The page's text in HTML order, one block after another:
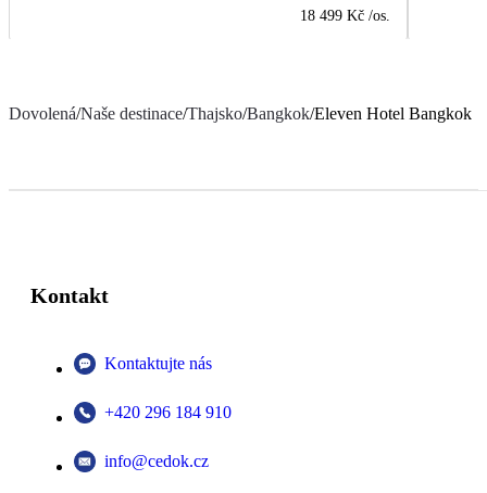
18 499 Kč /os.
Dovolená/Naše destinace/Thajsko/Bangkok/Eleven Hotel Bangkok
Kontakt
Kontaktujte nás
+420 296 184 910
info@cedok.cz